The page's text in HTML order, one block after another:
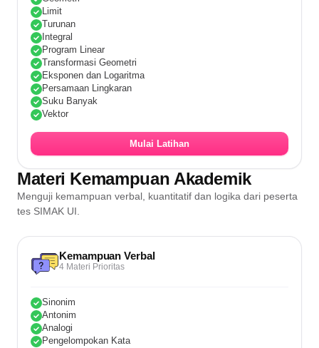
Limit
Turunan
Integral
Program Linear
Transformasi Geometri
Eksponen dan Logaritma
Persamaan Lingkaran
Suku Banyak
Vektor
Mulai Latihan
Materi Kemampuan Akademik
Menguji kemampuan verbal, kuantitatif dan logika dari peserta
tes SIMAK UI.
Kemampuan Verbal
4 Materi Prioritas
Sinonim
Antonim
Analogi
Pengelompokan Kata